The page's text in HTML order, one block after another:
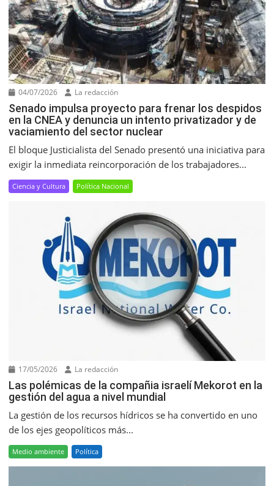
04/07/2026 La redacción
Senado impulsa proyecto para frenar los despidos
en la CNEA y denuncia un intento privatizador y de
vaciamiento del sector nuclear
El bloque Justicialista del Senado presentó una iniciativa para
exigir la inmediata reincorporación de los trabajadores...
Ciencia y Cultura Política Nacional
17/05/2026 La redacción
Las polémicas de la compañia israelí Mekorot en la
gestión del agua a nivel mundial
La gestión de los recursos hídricos se ha convertido en uno
de los ejes geopolíticos más...
Medio ambiente Política